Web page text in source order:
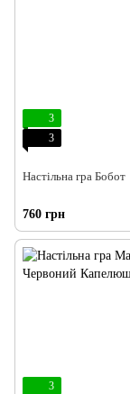
3
3
Настільна гра Бобот
760 грн
3